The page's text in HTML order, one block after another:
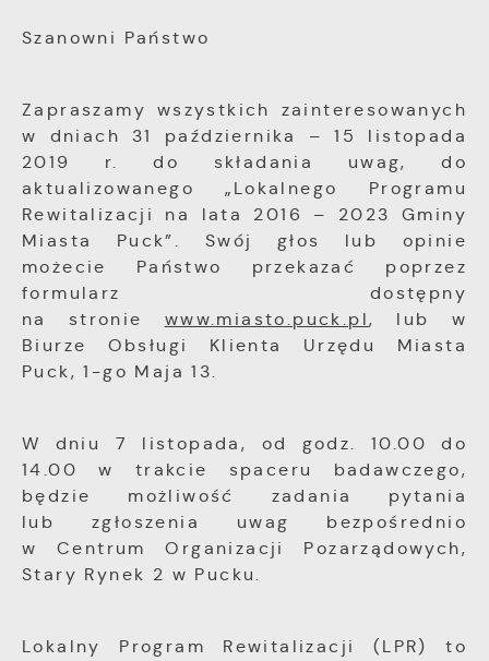
Szanowni Państwo
Zapraszamy wszystkich zainteresowanych
w dniach 31 października – 15 listopada
2019 r. do składania uwag, do
aktualizowanego „Lokalnego Programu
Rewitalizacji na lata 2016 – 2023 Gminy
Miasta Puck”. Swój głos lub opinie
możecie Państwo przekazać poprzez
formularz dostępny
na stronie www.miasto.puck.pl, lub w
Biurze Obsługi Klienta Urzędu Miasta
Puck, 1-go Maja 13.
W dniu 7 listopada, od godz. 10.00 do
14.00 w trakcie spaceru badawczego,
będzie możliwość zadania pytania
lub zgłoszenia uwag bezpośrednio
w Centrum Organizacji Pozarządowych,
Stary Rynek 2 w Pucku.
Lokalny Program Rewitalizacji (LPR) to
pozwalają nam na ocenę naszych serwisów
są przetwarzane w formie zanonimizowanej.
Wyrażenie zgody na analityczne pliki cookies
gwarantuje dostępność wszystkich
funkcjonalności.
Reklamowe
aktualności na stronach naszych partnerów.
Promocyjne pliki cookies służą do
prezentowania Ci naszych komunikatów na
podstawie analizy Twoich upodobań oraz
Twoich zwyczajów dotyczących przeglądanej
witryny internetowej. Treści promocyjne mogą
pojawić się na stronach podmiotów trzecich
lub firm będących naszymi partnerami oraz
innych dostawców usług. Firmy te działają w
charakterze pośredników prezentujących nasze
treści w postaci wiadomości, ofert,